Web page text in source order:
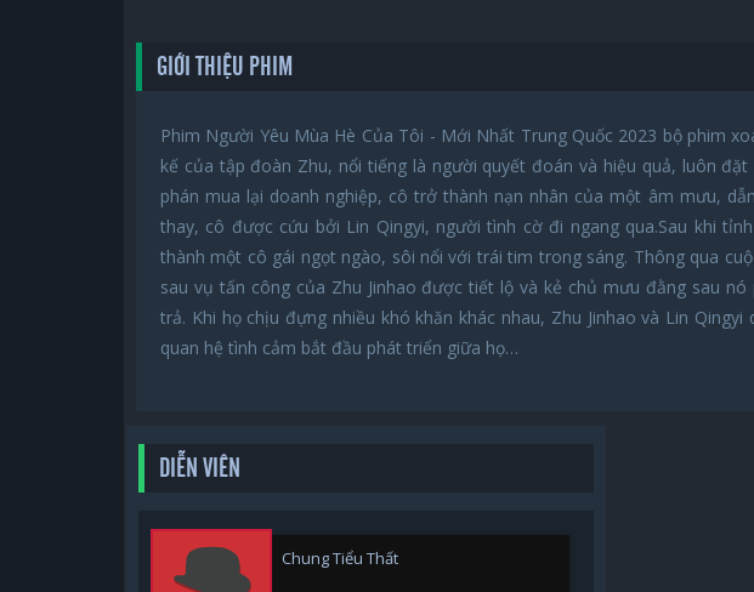
GIỚI THIỆU PHIM
Phim Người Yêu Mùa Hè Của Tôi - Mới Nhất Trung Quốc 2023 bộ phim
kế của tập đoàn Zhu, nổi tiếng là người quyết đoán và hiệu quả, luôn
phán mua lại doanh nghiệp, cô trở thành nạn nhân của một âm mưu,
thay, cô được cứu bởi Lin Qingyi, người tình cờ đi ngang qua.Sau khi
thành một cô gái ngọt ngào, sôi nổi với trái tim trong sáng. Thông qua
sau vụ tấn công của Zhu Jinhao được tiết lộ và kẻ chủ mưu đằng sau
trả. Khi họ chịu đựng nhiều khó khăn khác nhau, Zhu Jinhao và Lin
quan hệ tình cảm bắt đầu phát triển giữa họ…
DIỄN VIÊN
Chung Tiểu Thất